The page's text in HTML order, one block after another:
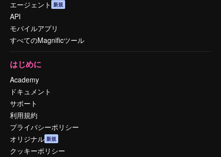
エージェント 新規
API
モバイルアプリ
すべてのMagnificツール
はじめに
Academy
ドキュメント
サポート
利用規約
プライバシーポリシー
オリジナル 新規
クッキーポリシー